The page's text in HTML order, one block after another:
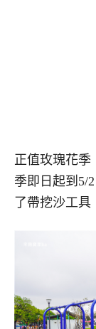
正值玫瑰花季
季即日起到5/
了帶挖沙工具